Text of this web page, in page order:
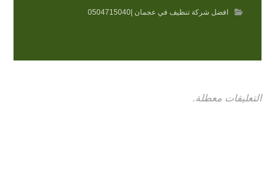
افضل شركة تنظيف في عجمان |0504715040
التعليقات معطلة.